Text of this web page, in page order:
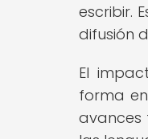
escribir.
difusión
El
forma
avances